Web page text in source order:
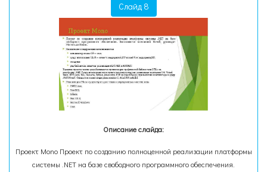
Слайд 8
Описание слайда:
Проект Mono Проект по созданию полноценной реализации платформы
системы .NET на базе свободного программного обеспечения.